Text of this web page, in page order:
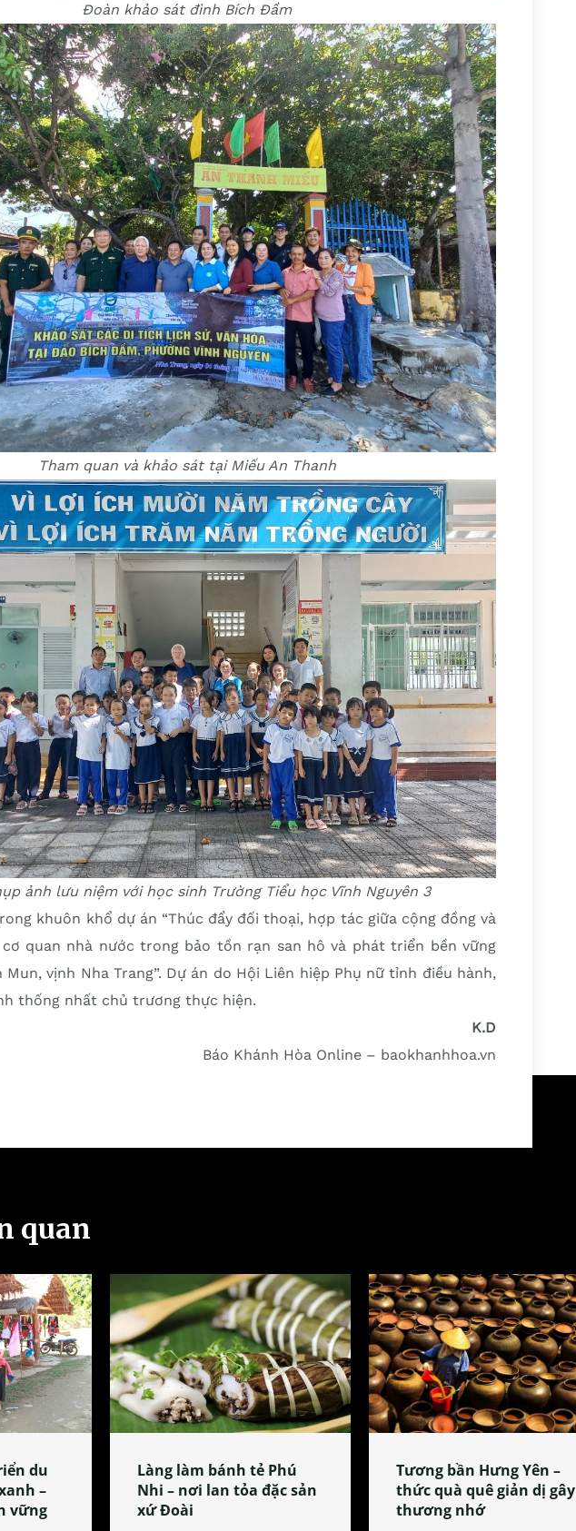
Đoàn khảo sát đình Bích Đầm
Tham quan và khảo sát tại Miếu An Thanh
ảnh lưu niệm với học sinh Trường Tiểu học Vĩnh Nguyên 3
khuôn khổ dự án “Thúc đẩy đối thoại, hợp tác giữa cộng đồng và
quan nhà nước trong bảo tồn rạn san hô và phát triển bền vững
Mun, vịnh Nha Trang”. Dự án do Hội Liên hiệp Phụ nữ tỉnh điều hành,
thống nhất chủ trương thực hiện.
K.D
Báo Khánh Hòa Online – baokhanhhoa.vn
quan
du
–
vững
Làng làm bánh tẻ Phú
Nhi – nơi lan tỏa đặc sản
xứ Đoài
Tương bần Hưng Yên –
thức quà quê giản dị gây
thương nhớ